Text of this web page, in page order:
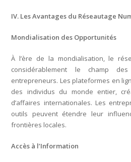
IV. Les Avantages du Réseautage
Mondialisation des Opportunités
À l’ère de la mondialisation, le
considérablement le champ
entrepreneurs. Les plateformes en
des individus du monde entier,
d’affaires internationales. Les
outils peuvent étendre leur
frontières locales.
Accès à l’Information